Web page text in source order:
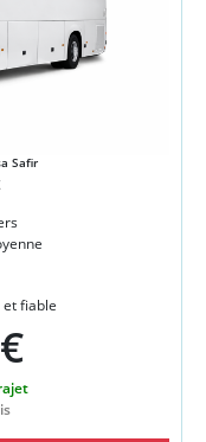
Safir
fiable